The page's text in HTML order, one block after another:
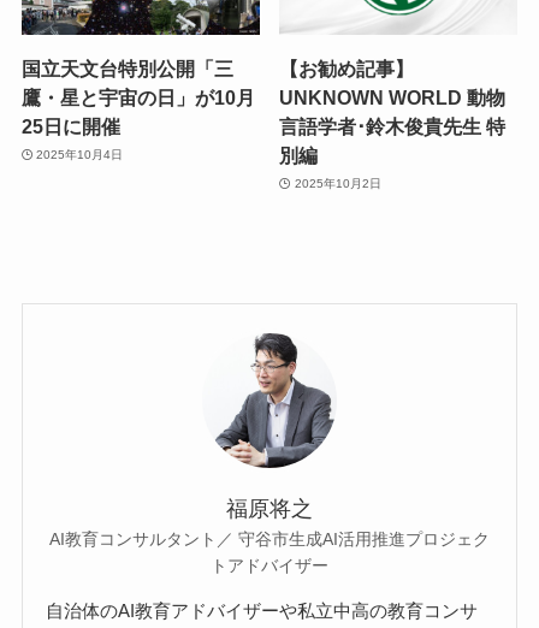
国立天文台特別公開「三
鷹・星と宇宙の日」が10月
25日に開催
2025年10月4日
【お勧め記事】
UNKNOWN WORLD 動物
言語学者･鈴木俊貴先生 特
別編
2025年10月2日
福原将之
AI教育コンサルタント／ 守谷市生成AI活用推進プロジェク
トアドバイザー
自治体のAI教育アドバイザーや私立中高の教育コンサ